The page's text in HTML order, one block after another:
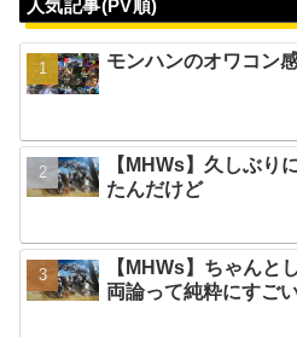
人気記事(PV順)
モンハンのオワコン
【MHWs】久しぶり
たんだけど
【MHWs】ちゃんと
両論って純粋にすご